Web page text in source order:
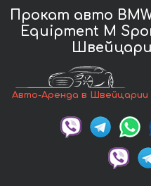
Прокат авто
Equipment M
Авто-Аренда в Швейцарии